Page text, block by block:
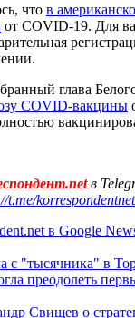
что в
от COVID-19. Для
глава
COVID-вакцины
в
t.me/korrespondentnet
в Google
с "тысячника" в
преодолеть
Свищев о